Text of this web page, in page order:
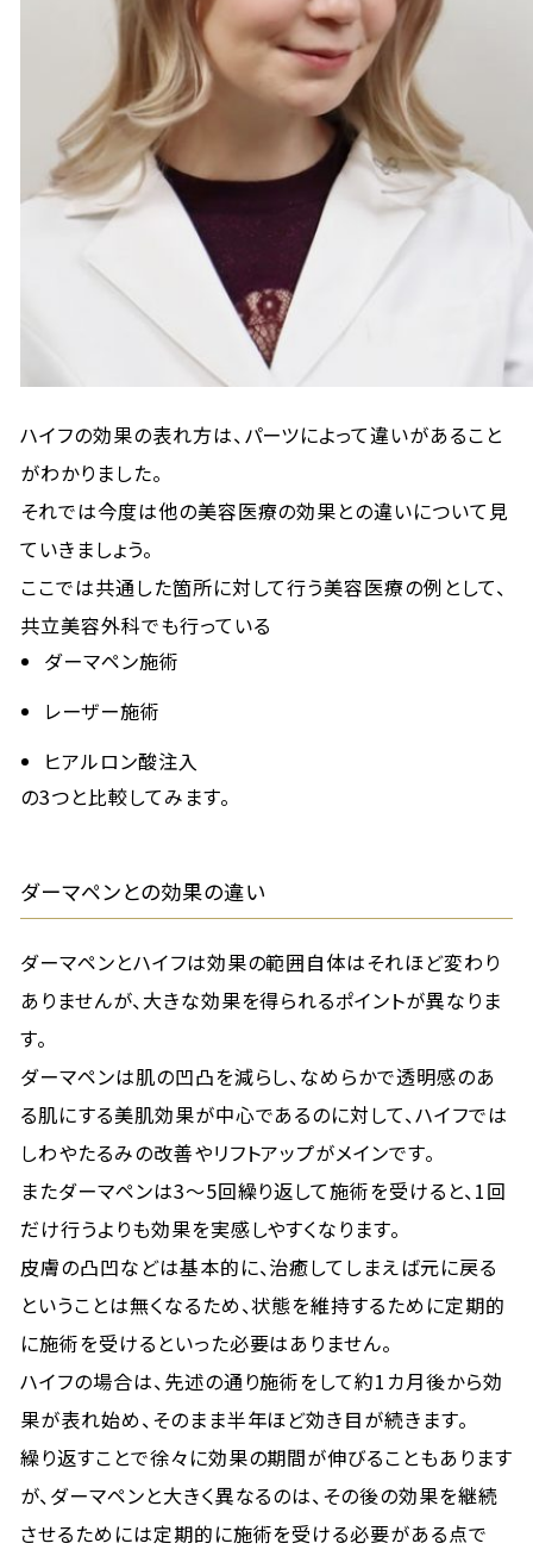
ハイフの効果の表れ方は、パーツによって違いがあること
がわかりました。
それでは今度は他の美容医療の効果との違いについて見
ていきましょう。
ここでは共通した箇所に対して行う美容医療の例として、
共立美容外科でも行っている
ダーマペン施術
レーザー施術
ヒアルロン酸注入
の3つと比較してみます。
ダーマペンとの効果の違い
ダーマペンとハイフは効果の範囲自体はそれほど変わり
ありませんが、大きな効果を得られるポイントが異なりま
す。
ダーマペンは肌の凹凸を減らし、なめらかで透明感のあ
る肌にする美肌効果が中心であるのに対して、ハイフでは
しわやたるみの改善やリフトアップがメインです。
またダーマペンは3～5回繰り返して施術を受けると、1回
だけ行うよりも効果を実感しやすくなります。
皮膚の凸凹などは基本的に、治癒してしまえば元に戻る
ということは無くなるため、状態を維持するために定期的
に施術を受けるといった必要はありません。
ハイフの場合は、先述の通り施術をして約1カ月後から効
果が表れ始め、そのまま半年ほど効き目が続きます。
繰り返すことで徐々に効果の期間が伸びることもあります
が、ダーマペンと大きく異なるのは、その後の効果を継続
させるためには定期的に施術を受ける必要がある点で